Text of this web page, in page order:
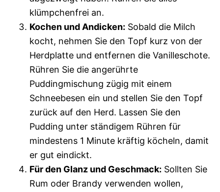
klümpchenfrei an.
Kochen und Andicken: Sobald die Milch
kocht, nehmen Sie den Topf kurz von der
Herdplatte und entfernen die Vanilleschote.
Rühren Sie die angerührte
Puddingmischung zügig mit einem
Schneebesen ein und stellen Sie den Topf
zurück auf den Herd. Lassen Sie den
Pudding unter ständigem Rühren für
mindestens 1 Minute kräftig köcheln, damit
er gut eindickt.
Für den Glanz und Geschmack: Sollten Sie
Rum oder Brandy verwenden wollen,